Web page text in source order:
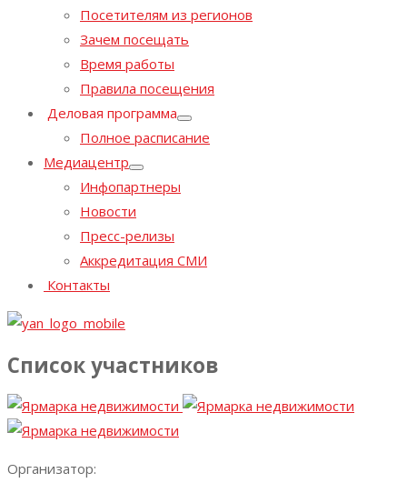
Посетителям из регионов
Зачем посещать
Время работы
Правила посещения
Деловая программа
Полное расписание
Медиацентр
Инфопартнеры
Новости
Пресс-релизы
Аккредитация СМИ
Контакты
Список участников
Организатор: